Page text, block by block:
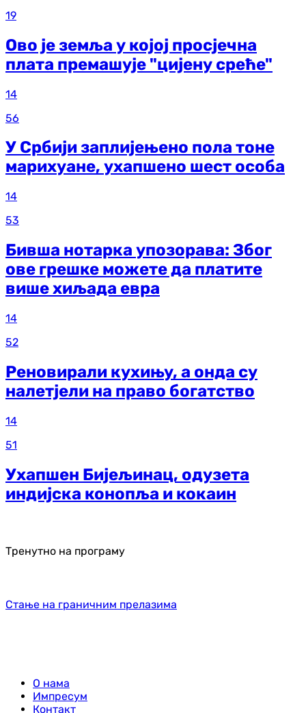
19
Ово је земља у којој просјечна
плата премашује "цијену среће"
14
56
У Србији заплијењено пола тоне
марихуане, ухапшено шест особа
14
53
Бивша нотарка упозорава: Због
ове грешке можете да платите
више хиљада евра
14
52
Реновирали кухињу, а онда су
налетјели на право богатство
14
51
Ухапшен Бијељинац, одузета
индијска конопља и кокаин
Тренутно на програму
Стање на граничним прелазима
О нама
Импресум
Контакт